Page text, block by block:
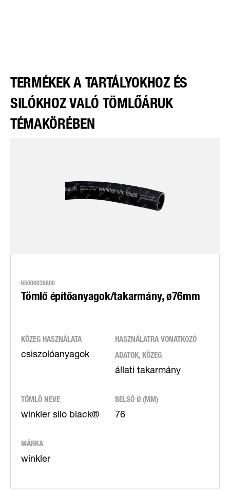
TERMÉKEK A TARTÁLYOKHOZ ÉS
SILÓKHOZ VALÓ TÖMLŐÁRUK
TÉMAKÖRÉBEN
65000036800
Tömlő építőanyagok/takarmány, ø76mm
KÖZEG HASZNÁLATA
csiszolóanyagok
HASZNÁLATRA VONATKOZÓ
ADATOK, KÖZEG
állati takarmány
TÖMLŐ NEVE
winkler silo black®
BELSŐ Ø (MM)
76
MÁRKA
winkler